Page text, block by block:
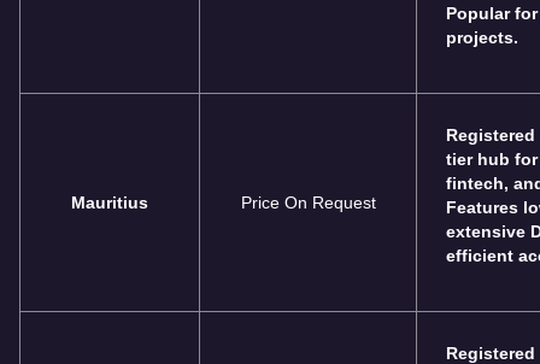
Popular
projects.
Mauritius Price On Request
tier hub
fintech,
Features
extensive
efficient